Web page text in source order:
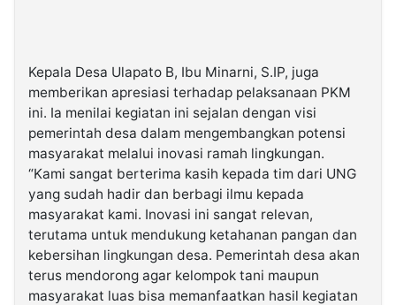
Kepala Desa Ulapato B, Ibu Minarni, S.IP, juga
memberikan apresiasi terhadap pelaksanaan PKM
ini. Ia menilai kegiatan ini sejalan dengan visi
pemerintah desa dalam mengembangkan potensi
masyarakat melalui inovasi ramah lingkungan.
“Kami sangat berterima kasih kepada tim dari UNG
yang sudah hadir dan berbagi ilmu kepada
masyarakat kami. Inovasi ini sangat relevan,
terutama untuk mendukung ketahanan pangan dan
kebersihan lingkungan desa. Pemerintah desa akan
terus mendorong agar kelompok tani maupun
masyarakat luas bisa memanfaatkan hasil kegiatan